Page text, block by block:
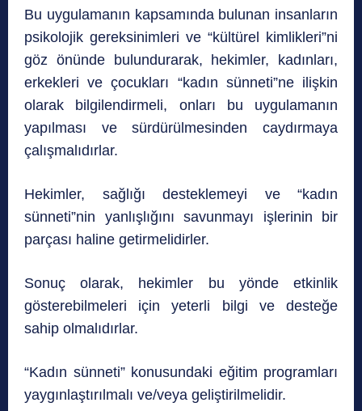
Bu uygulamanın kapsamında bulunan insanların
psikolojik gereksinimleri ve “kültürel kimlikleri”ni
göz önünde bulundurarak, hekimler, kadınları,
erkekleri ve çocukları “kadın sünneti”ne ilişkin
olarak bilgilendirmeli, onları bu uygulamanın
yapılması ve sürdürülmesinden caydırmaya
çalışmalıdırlar.
Hekimler, sağlığı desteklemeyi ve “kadın
sünneti”nin yanlışlığını savunmayı işlerinin bir
parçası haline getirmelidirler.
Sonuç olarak, hekimler bu yönde etkinlik
gösterebilmeleri için yeterli bilgi ve desteğe
sahip olmalıdırlar.
“Kadın sünneti” konusundaki eğitim programları
yaygınlaştırılmalı ve/veya geliştirilmelidir.